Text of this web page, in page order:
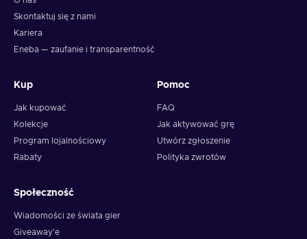
Skontaktuj się z nami
Kariera
Eneba — zaufanie i transparentność
Kup
Jak kupować
Kolekcje
Program lojalnościowy
Rabaty
Pomoc
FAQ
Jak aktywować grę
Utwórz zgłoszenie
Polityka zwrotów
Społeczność
Wiadomości ze świata gier
Giveaway'e